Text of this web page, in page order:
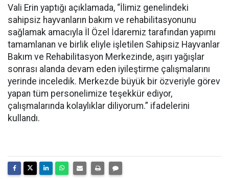
Vali Erin yaptığı açıklamada, “İlimiz genelindeki
sahipsiz hayvanların bakım ve rehabilitasyonunu
sağlamak amacıyla İl Özel İdaremiz tarafından yapımı
tamamlanan ve birlik eliyle işletilen Sahipsiz Hayvanlar
Bakım ve Rehabilitasyon Merkezinde, aşırı yağışlar
sonrası alanda devam eden iyileştirme çalışmalarını
yerinde inceledik. Merkezde büyük bir özveriyle görev
yapan tüm personelimize teşekkür ediyor,
çalışmalarında kolaylıklar diliyorum.” ifadelerini
kullandı.